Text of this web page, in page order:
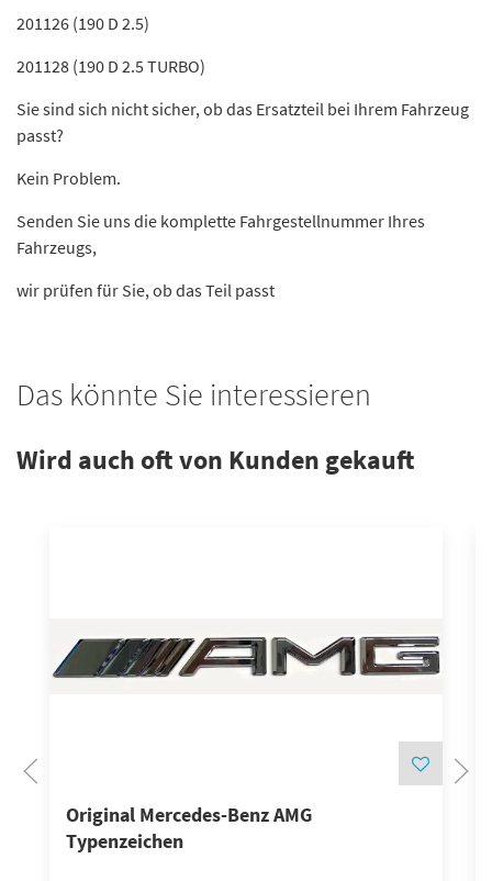
201126 (190 D 2.5)
201128 (190 D 2.5 TURBO)
Sie sind sich nicht sicher, ob das Ersatzteil bei Ihrem Fahrzeug
passt?
Kein Problem.
Senden Sie uns die komplette Fahrgestellnummer Ihres
Fahrzeugs,
wir prüfen für Sie, ob das Teil passt
Das könnte Sie interessieren
Wird auch oft von Kunden gekauft
Original Mercedes-Benz AMG
Typenzeichen